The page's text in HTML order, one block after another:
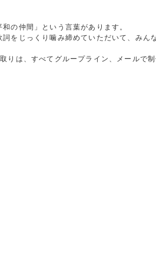
の仲間」という言葉があります。
をじっくり噛み締めていただいて、みん
は、すべてグループライン、メールで制